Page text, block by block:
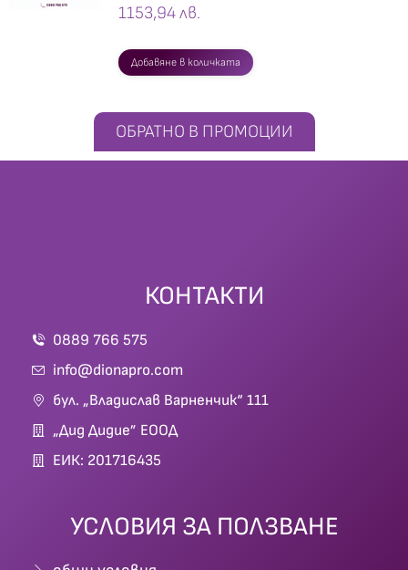
1153,94 лв.
Добавяне в количката
ОБРАТНО В ПРОМОЦИИ
КОНТАКТИ
0889 766 575
info@dionapro.com
бул. „Владислав Варненчик“ 111
„Дид Дидие” ЕООД
ЕИК: 201716435
УСЛОВИЯ ЗА ПОЛЗВАНЕ